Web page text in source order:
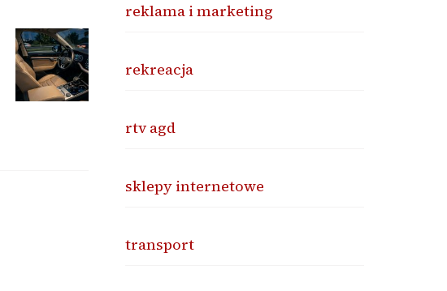
reklama i marketing
rekreacja
rtv agd
sklepy internetowe
transport